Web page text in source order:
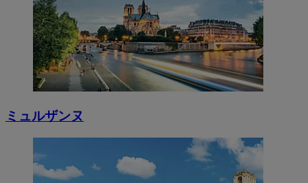
ミュルザンヌ